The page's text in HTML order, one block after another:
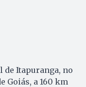
de Itapuranga, no
Goiás, a 160 km